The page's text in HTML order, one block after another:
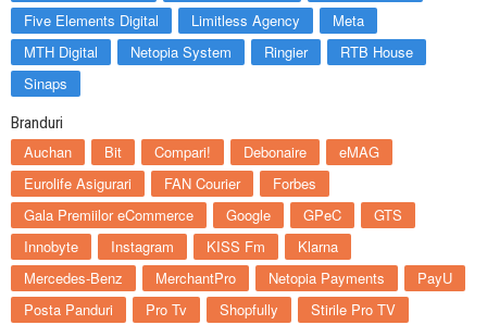
Five Elements Digital
Limitless Agency
Meta
MTH Digital
Netopia System Ringier
RTB House
Sinaps
Branduri
Auchan Bit Compari! Debonaire
eMAG
Eurolife Asigurari
FAN Courier
Forbes
Gala Premiilor eCommerce
Google GPeC
GTS
Innobyte
Instagram KISS Fm
Klarna
Mercedes-Benz
MerchantPro Netopia Payments
PayU
Posta Panduri
Pro Tv Shopfully
Stirile Pro TV